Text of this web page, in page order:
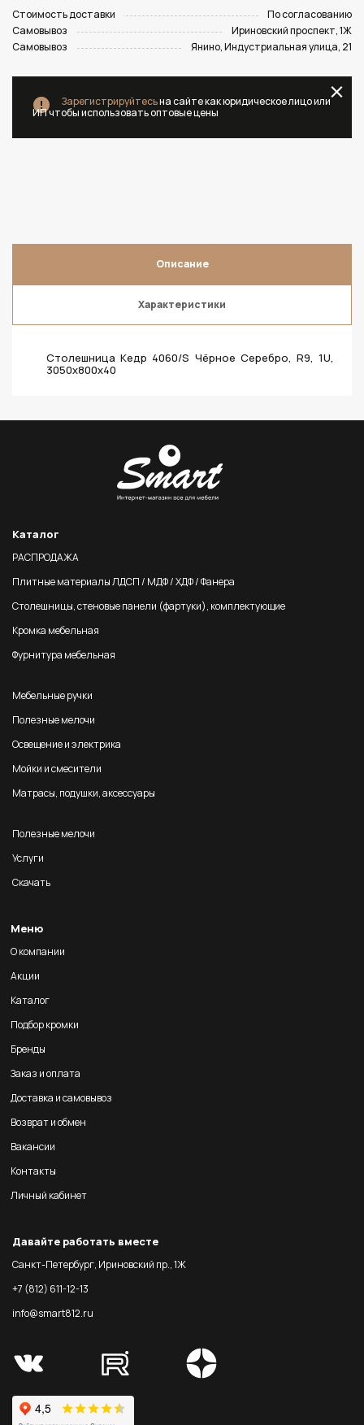
Стоимость доставки
По согласованию
Самовывоз
Ириновский проспект, 1Ж
Самовывоз
Янино, Индустриальная улица, 21
Зарегистрируйтесьна сайте как юридическое лицо или
ИП чтобы использовать оптовые цены
Описание
Характеристики
Столешница Кедр 4060/S Чёрное Серебро, R9, 1U,
3050х800х40
Каталог
РАСПРОДАЖА
Плитные материалы ЛДСП / МДФ / ХДФ / Фанера
Столешницы, стеновые панели (фартуки), комплектующие
Кромка мебельная
Фурнитура мебельная
Мебельные ручки
Полезные мелочи
Освещение и электрика
Мойки и смесители
Матрасы, подушки, аксессуары
Полезные мелочи
Услуги
Скачать
Меню
О компании
Акции
Каталог
Подбор кромки
Бренды
Заказ и оплата
Доставка и самовывоз
Возврат и обмен
Вакансии
Контакты
Личный кабинет
Давайте работать вместе
Санкт-Петербург, Ириновский пр., 1Ж
+7 (812) 611-12-13
info@smart812.ru